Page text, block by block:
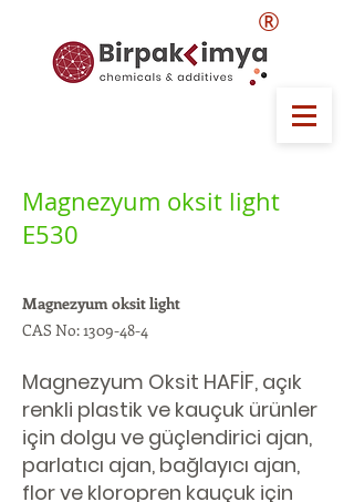
®
Magnezyum oksit light
E530
Magnezyum oksit light
CAS No:1309-48-4
Magnezyum Oksit HAFİF, açık
renkli plastik ve kauçuk ürünler
için dolgu ve güçlendirici ajan,
parlatıcı ajan, bağlayıcı ajan,
flor ve kloropren kauçuk için